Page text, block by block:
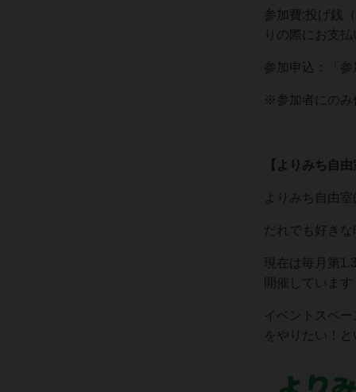
参加費:投げ銭
りの際にお支
参加申込：「
※参加者にのみ
【よりみち自
よりみち自由
だれでも好き
現在は毎月第
開催しています
イベントスペ
をやりたい！